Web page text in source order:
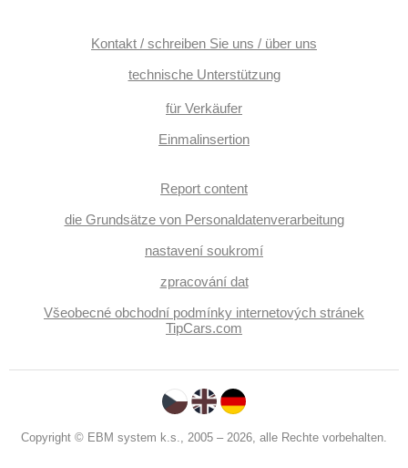
Kontakt / schreiben Sie uns / über uns
technische Unterstützung
für Verkäufer
Einmalinsertion
Report content
die Grundsätze von Personaldatenverarbeitung
nastavení soukromí
zpracování dat
Všeobecné obchodní podmínky internetových stránek
TipCars.com
Copyright © EBM system k.s., 2005 – 2026, alle Rechte vorbehalten.